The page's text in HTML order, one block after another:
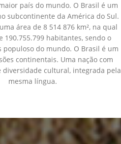
país do mundo. O Brasil é um
subcontinente da América do Sul.
área de 8 514 876 km², na qual
190.755.799 habitantes, sendo o
populoso do mundo. O Brasil é um
continentais. Uma nação com
diversidade cultural, integrada pela
mesma língua.